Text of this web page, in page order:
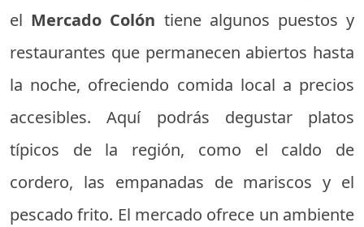
el Mercado Colón tiene algunos puestos y
restaurantes que permanecen abiertos hasta
la noche, ofreciendo comida local a precios
accesibles. Aquí podrás degustar platos
típicos de la región, como el caldo de
cordero, las empanadas de mariscos y el
pescado frito. El mercado ofrece un ambiente